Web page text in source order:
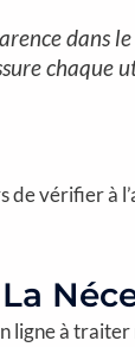
dans
chaque
de vérifier à
ligne à